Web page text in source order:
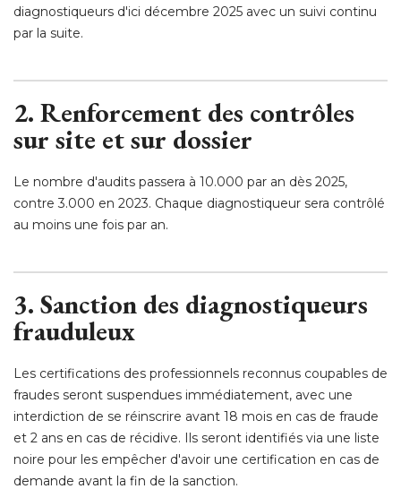
diagnostiqueurs d'ici décembre 2025 avec un suivi continu
par la suite.
2. Renforcement des contrôles
sur site et sur dossier
Le nombre d'audits passera à 10.000 par an dès 2025,
contre 3.000 en 2023. Chaque diagnostiqueur sera contrôlé
au moins une fois par an.
3. Sanction des diagnostiqueurs
frauduleux
Les certifications des professionnels reconnus coupables de
fraudes seront suspendues immédiatement, avec une
interdiction de se réinscrire avant 18 mois en cas de fraude
et 2 ans en cas de récidive. Ils seront identifiés via une liste
noire pour les empêcher d'avoir une certification en cas de
demande avant la fin de la sanction.